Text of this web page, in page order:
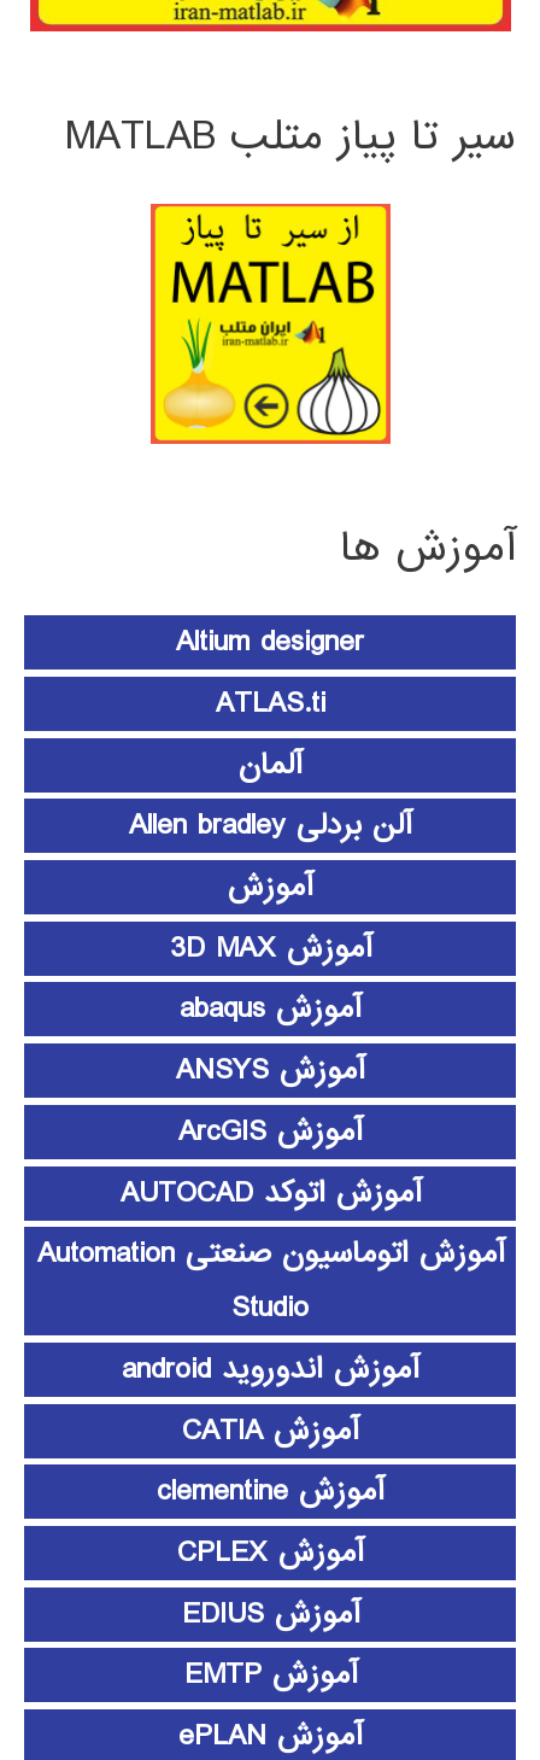
سیر تا پیاز متلب MATLAB
آموزش ها
Altium designer
ATLAS.ti
آلمان
آلن بردلی Allen bradley
آموزش
آموزش 3D MAX
آموزش abaqus
آموزش ANSYS
آموزش ArcGIS
آموزش اتوکد AUTOCAD
آموزش اتوماسیون صنعتی Automation
Studio
آموزش اندوروید android
آموزش CATIA
آموزش clementine
آموزش CPLEX
آموزش EDIUS
آموزش EMTP
آموزش ePLAN